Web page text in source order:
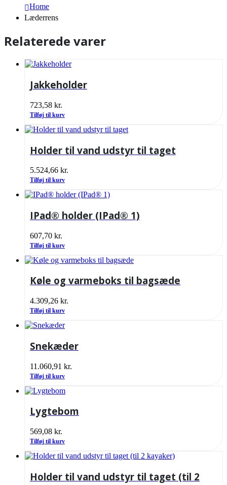
Home
Læderrens
Relaterede varer
Jakkeholder
723,58 kr.
Tilføj til kurv
Holder til vand udstyr til taget
5.524,66 kr.
Tilføj til kurv
IPad® holder (IPad® 1)
607,70 kr.
Tilføj til kurv
Køle og varmeboks til bagsæde
4.309,26 kr.
Tilføj til kurv
Snekæder
11.060,91 kr.
Tilføj til kurv
Lygtebom
569,08 kr.
Tilføj til kurv
Holder til vand udstyr til taget (til 2